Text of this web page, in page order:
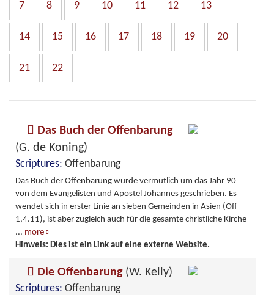
7 8 9 10 11 12 13
14 15 16 17 18 19 20
21 22
Das Buch der Offenbarung
(G. de Koning)
Scriptures: Offenbarung
Das Buch der Offenbarung wurde vermutlich um das Jahr 90
von dem Evangelisten und Apostel Johannes geschrieben. Es
wendet sich in erster Linie an sieben Gemeinden in Asien (Off
1,4.11), ist aber zugleich auch für die gesamte christliche Kirche
... more
Hinweis: Dies ist ein Link auf eine externe Website.
Die Offenbarung (W. Kelly)
Scriptures: Offenbarung